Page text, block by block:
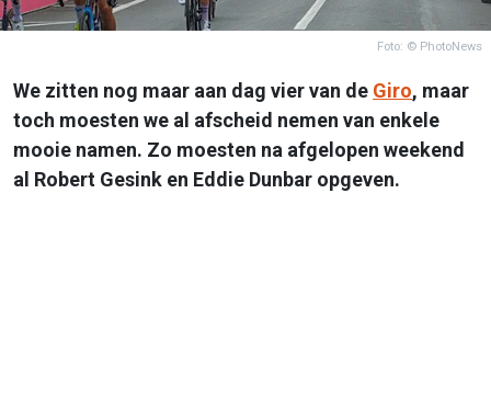
Foto: © PhotoNews
We zitten nog maar aan dag vier van de Giro, maar
toch moesten we al afscheid nemen van enkele
mooie namen. Zo moesten na afgelopen weekend
al Robert Gesink en Eddie Dunbar opgeven.